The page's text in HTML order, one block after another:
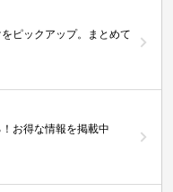
ピックアップ。まとめて
お得な情報を掲載中